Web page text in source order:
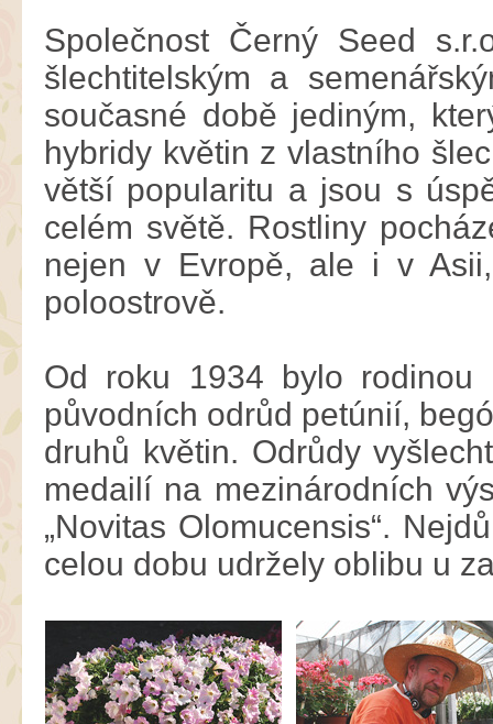
Společnost Černý Seed
šlechtitelským a
současné době jediným,
hybridy květin z vlastního
větší popularitu a jsou s
celém světě. Rostliny
nejen v Evropě, ale i v
poloostrově.
Od roku 1934 bylo rodinou
původních odrůd petúnií,
druhů květin. Odrůdy
medailí na mezinárodních
„Novitas Olomucensis“.
celou dobu udržely oblibu u